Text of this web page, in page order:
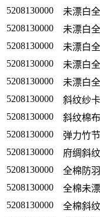
5208130000
未漂白
5208130000
未漂白
5208130000
未漂白
5208130000
未漂白
5208130000
未漂白
5208130000
斜纹纱卡
5208130000
斜纹棉布
5208130000
弹力竹
5208130000
府绸斜
5208130000
全棉防
5208130000
全棉未
5208130000
全棉斜